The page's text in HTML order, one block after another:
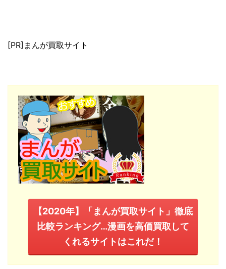
[PR]まんが買取サイト
【2020年】「まんが買取サイト」徹底
比較ランキング…漫画を高価買取して
くれるサイトはこれだ！